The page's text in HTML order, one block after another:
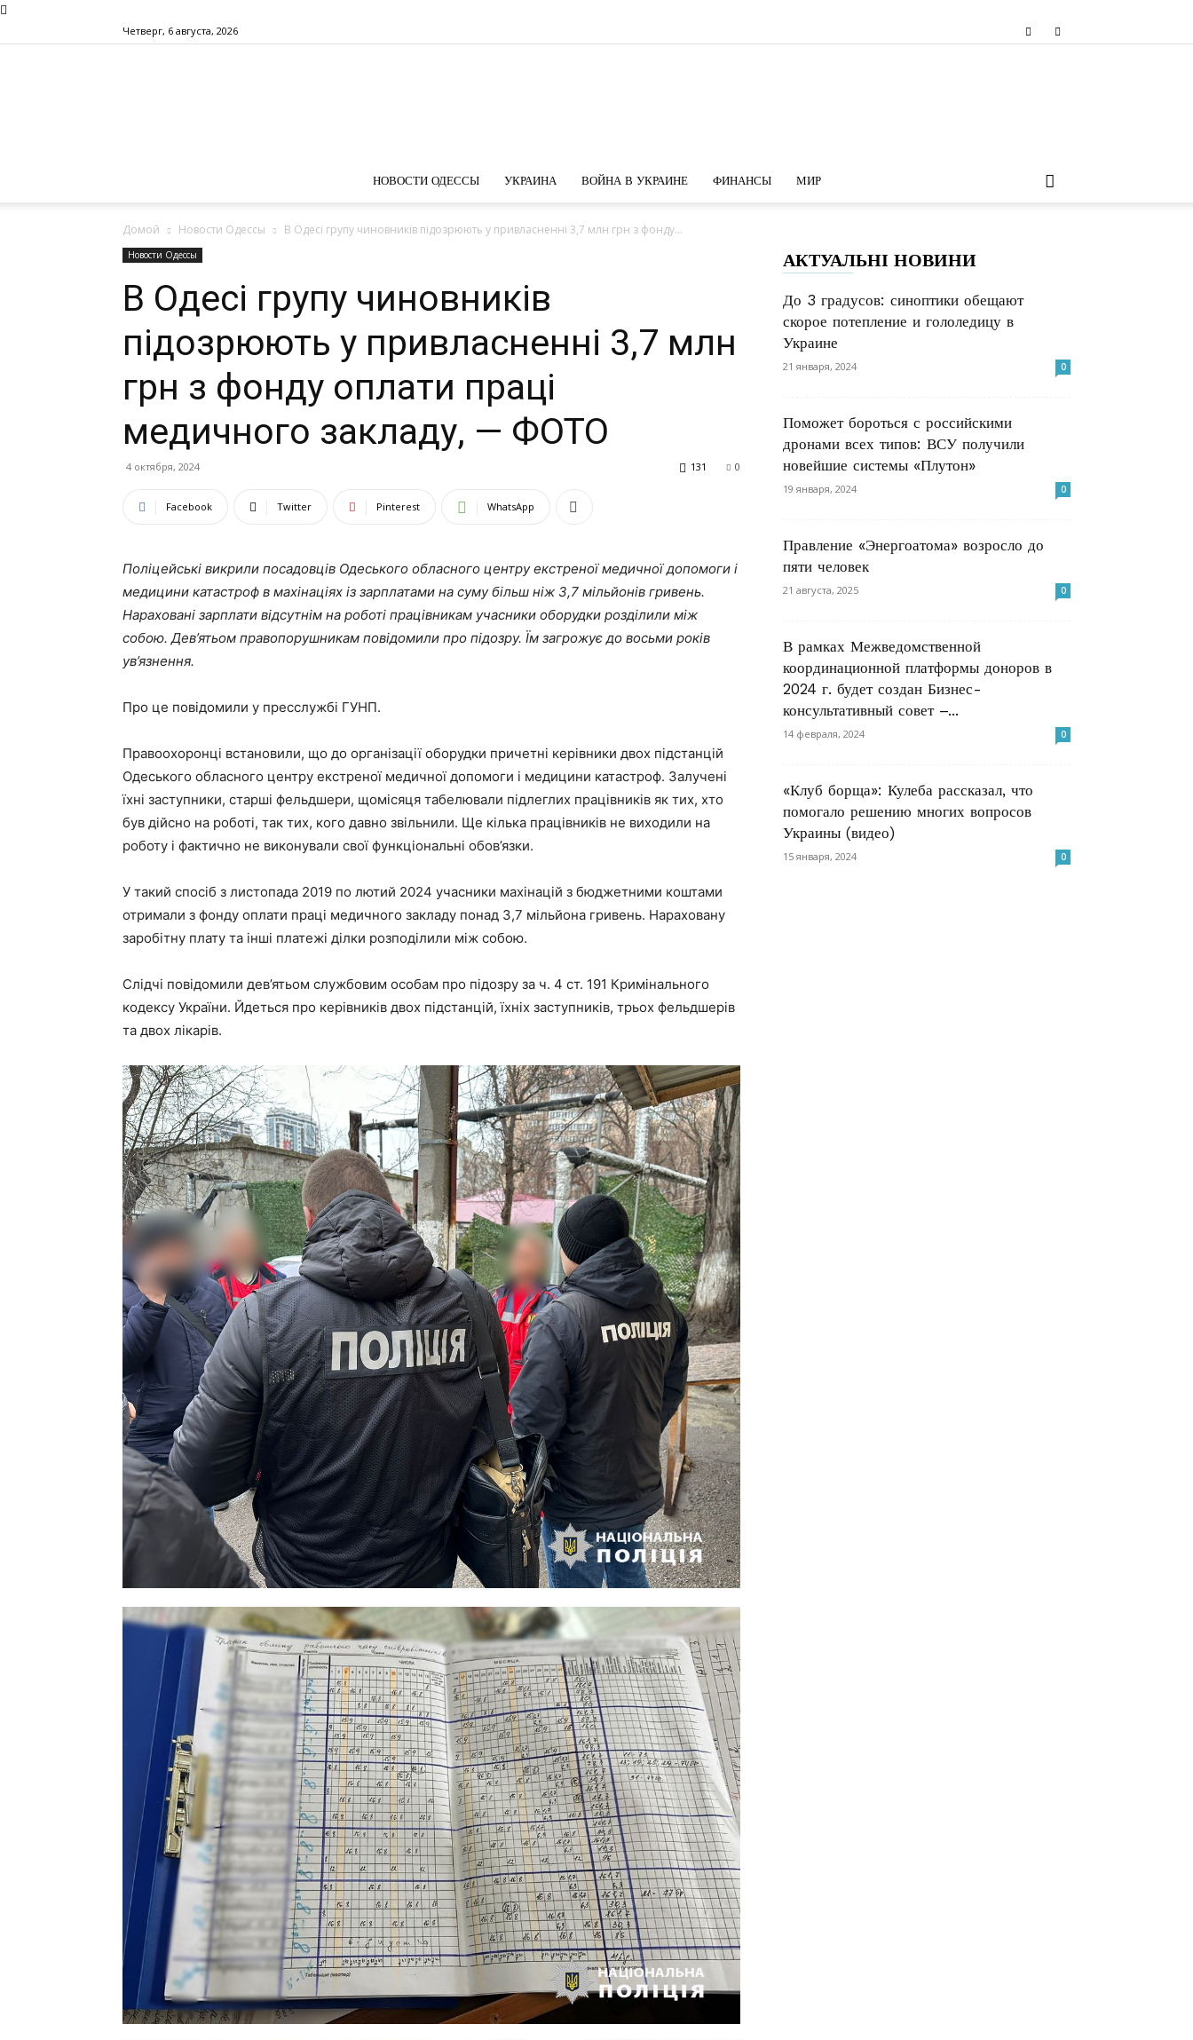
Четверг, 6 августа, 2026
НОВОСТИ ОДЕССЫ УКРАИНА ВОЙНА В УКРАИНЕ ФИНАНСЫ МИР
Домой Новости Одессы В Одесі групу чиновників підозрюють у привласненні 3,7 млн грн з фонду...
Новости Одессы
В Одесі групу чиновників
підозрюють у привласненні 3,7 млн
грн з фонду оплати праці
медичного закладу, — ФОТО
4 октября, 2024 0
131
Facebook Twitter Pinterest WhatsApp
Поліцейські викрили посадовців Одеського обласного центру екстреної медичної допомоги і
медицини катастроф в махінаціях із зарплатами на суму більш ніж 3,7 мільйонів гривень.
Нараховані зарплати відсутнім на роботі працівникам учасники оборудки розділили між
собою. Дев’ятьом правопорушникам повідомили про підозру. Їм загрожує до восьми років
ув’язнення.
Про це повідомили у пресслужбі ГУНП.
Правоохоронці встановили, що до організації оборудки причетні керівники двох підстанцій
Одеського обласного центру екстреної медичної допомоги і медицини катастроф. Залучені
їхні заступники, старші фельдшери, щомісяця табелювали підлеглих працівників як тих, хто
був дійсно на роботі, так тих, кого давно звільнили. Ще кілька працівників не виходили на
роботу і фактично не виконували свої функціональні обов’язки.
У такий спосіб з листопада 2019 по лютий 2024 учасники махінацій з бюджетними коштами
отримали з фонду оплати праці медичного закладу понад 3,7 мільйона гривень. Нараховану
заробітну плату та інші платежі ділки розподілили між собою.
Слідчі повідомили дев’ятьом службовим особам про підозру за ч. 4 ст. 191 Кримінального
кодексу України. Йдеться про керівників двох підстанцій, їхніх заступників, трьох фельдшерів
та двох лікарів.
АКТУАЛЬНІ НОВИНИ
До 3 градусов: синоптики обещают
скорое потепление и гололедицу в
Украине
21 января, 2024 0
Поможет бороться с российскими
дронами всех типов: ВСУ получили
новейшие системы «Плутон»
19 января, 2024 0
Правление «Энергоатома» возросло до
пяти человек
21 августа, 2025 0
В рамках Межведомственной
координационной платформы доноров в
2024 г. будет создан Бизнес-
консультативный совет –...
14 февраля, 2024 0
«Клуб борща»: Кулеба рассказал, что
помогало решению многих вопросов
Украины (видео)
15 января, 2024 0